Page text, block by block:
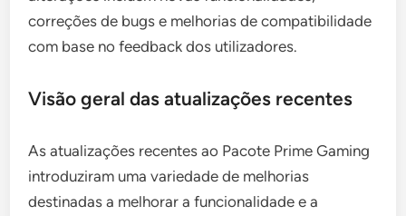
correções de bugs e melhorias de compatibilidade
com base no feedback dos utilizadores.
Visão geral das atualizações recentes
As atualizações recentes ao Pacote Prime Gaming
introduziram uma variedade de melhorias
destinadas a melhorar a funcionalidade e a